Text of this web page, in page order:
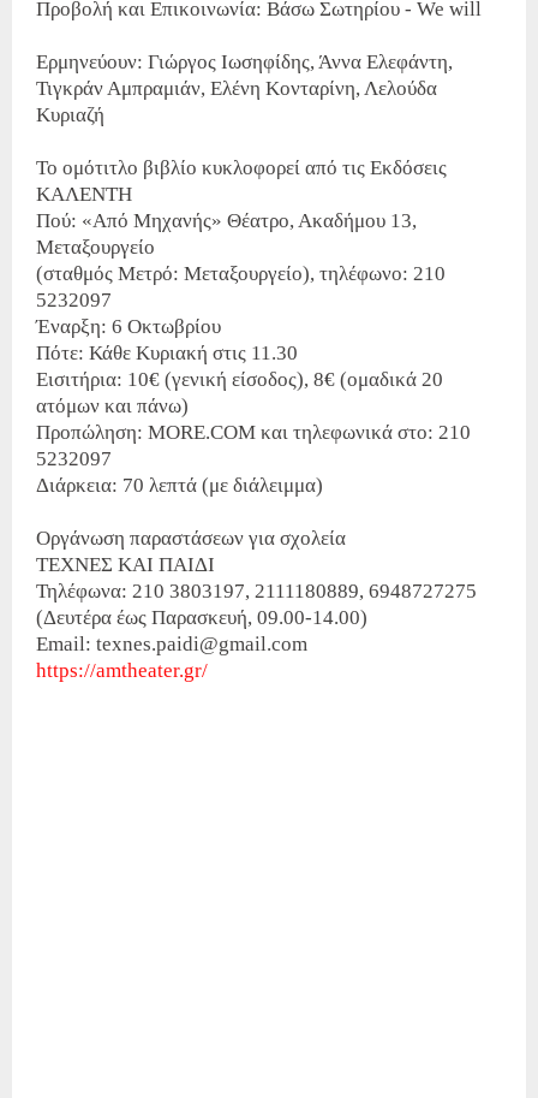
Προβολή και Επικοινωνία: Βάσω Σωτηρίου - We will
Ερμηνεύουν: Γιώργος Ιωσηφίδης, Άννα Ελεφάντη,
Τιγκράν Αμπραμιάν, Ελένη Κονταρίνη, Λελούδα
Κυριαζή
Το ομότιτλο βιβλίο κυκλοφορεί από τις Εκδόσεις
ΚΑΛΕΝΤΗ
Πού: «Από Μηχανής» Θέατρο, Ακαδήμου 13,
Μεταξουργείο
(σταθμός Μετρό: Μεταξουργείο), τηλέφωνο: 210
5232097
Έναρξη: 6 Οκτωβρίου
Πότε: Κάθε Κυριακή στις 11.30
Εισιτήρια: 10€ (γενική είσοδος), 8€ (ομαδικά 20
ατόμων και πάνω)
Προπώληση: MORE.COM και τηλεφωνικά στο: 210
5232097
Διάρκεια: 70 λεπτά (με διάλειμμα)
Οργάνωση παραστάσεων για σχολεία
ΤΕΧΝΕΣ ΚΑΙ ΠΑΙΔΙ
Τηλέφωνα: 210 3803197, 2111180889, 6948727275
(Δευτέρα έως Παρασκευή, 09.00-14.00)
Email: texnes.paidi@gmail.com
https://amtheater.gr/